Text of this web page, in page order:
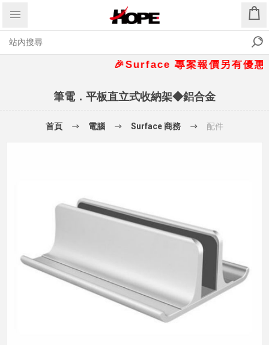
🎉Surface 專案報價另有優惠
筆電．平板直立式收納架◆鋁合金
首頁 電腦 Surface 商務 配件